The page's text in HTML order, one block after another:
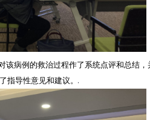
该病例的救治过程作了系统点评和总结
指导性意见和建议。